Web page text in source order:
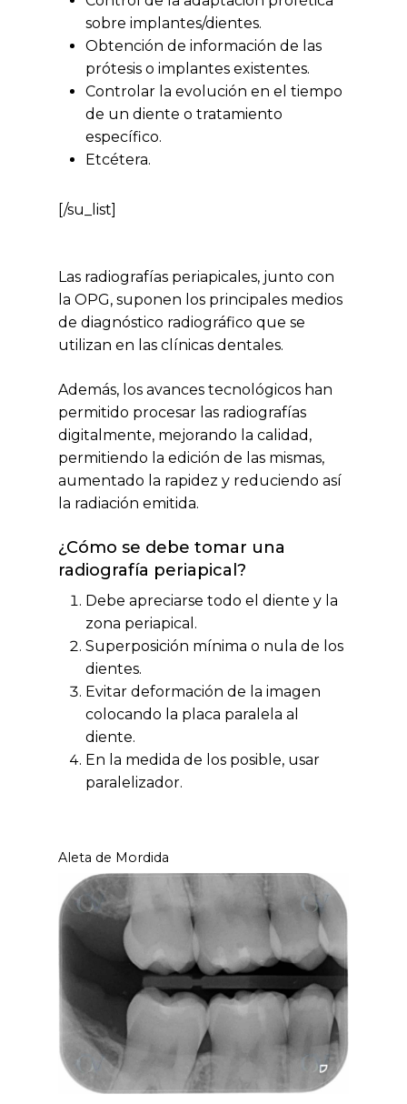
sobre implantes/dientes.
Obtención de información de las
prótesis o implantes existentes.
Controlar la evolución en el tiempo
de un diente o tratamiento
específico.
Etcétera.
[/su_list]
Las radiografías periapicales, junto con
la OPG, suponen los principales medios
de diagnóstico radiográfico que se
utilizan en las clínicas dentales.
Además, los avances tecnológicos han
permitido procesar las radiografías
digitalmente, mejorando la calidad,
permitiendo la edición de las mismas,
aumentado la rapidez y reduciendo así
la radiación emitida.
¿Cómo se debe tomar una
radiografía periapical?
Debe apreciarse todo el diente y la
zona periapical.
Superposición mínima o nula de los
dientes.
Evitar deformación de la imagen
colocando la placa paralela al
diente.
En la medida de los posible, usar
paralelizador.
Aleta de Mordida